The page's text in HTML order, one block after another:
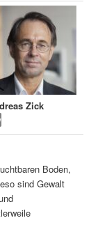
Zick
Boden,
sind Gewalt